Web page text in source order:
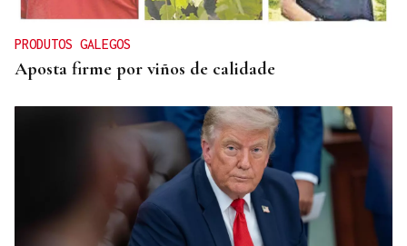
PRODUTOS GALEGOS
Aposta firme por viños de calidade